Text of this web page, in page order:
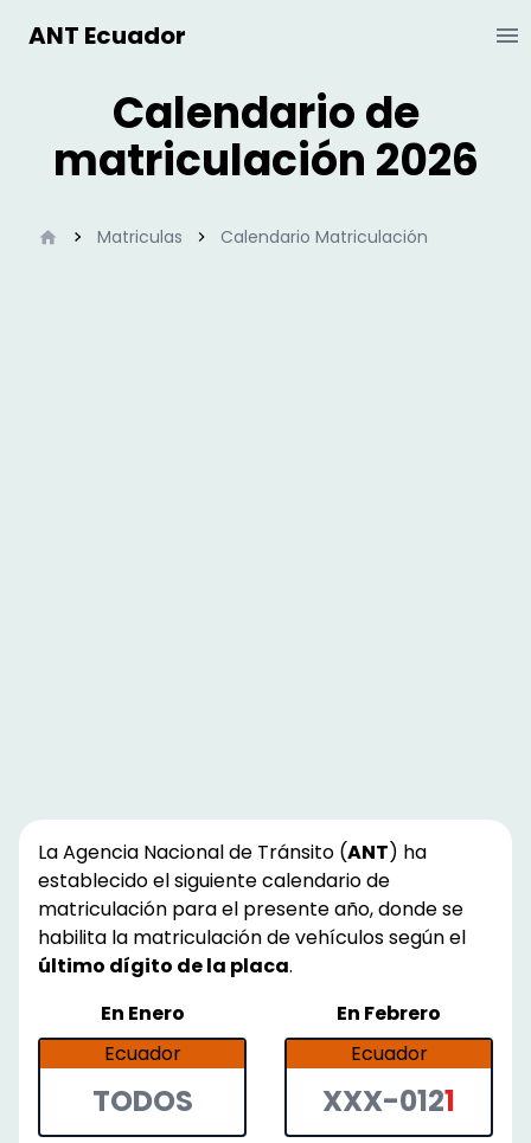
ANT Ecuador
Calendario de
matriculación 2026
InicioMatriculas Calendario Matriculación
La Agencia Nacional de Tránsito (ANT) ha
establecido el siguiente calendario de
matriculación para el presente año, donde se
habilita la matriculación de vehículos según el
último dígito de la placa.
En Enero
Ecuador
TODOS
En Febrero
Ecuador
XXX-0121